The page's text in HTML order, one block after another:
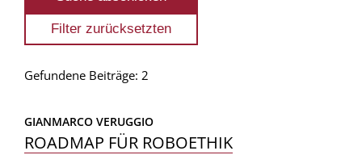
Gefundene Beiträge: 2
GIANMARCO VERUGGIO
ROADMAP FÜR ROBOETHIK